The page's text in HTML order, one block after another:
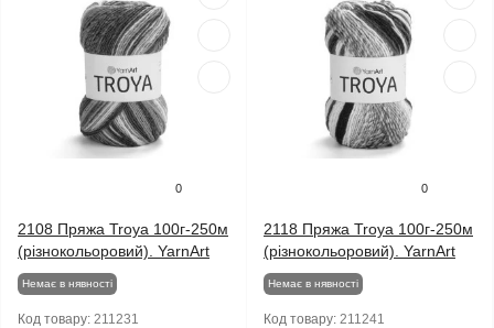
0
2108 Пряжа Troya 100г-250м
(різнокольоровий). YarnArt
Немає в нявності
Код товару: 211231
0
2118 Пряжа Troya 100г-250м
(різнокольоровий). YarnArt
Немає в нявності
Код товару: 211241